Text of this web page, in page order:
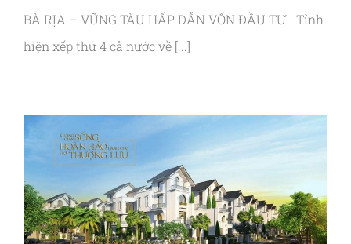
BÀ RỊA – VŨNG TÀU HẤP DẪN VỐN ĐẦU TƯ Tỉnh
hiện xếp thứ 4 cả nước về [...]